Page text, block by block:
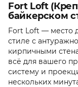
Fort Loft
байкерском
Fort Loft — место
стиле с
кирпичными
всё для вашего
систему и
нескольких